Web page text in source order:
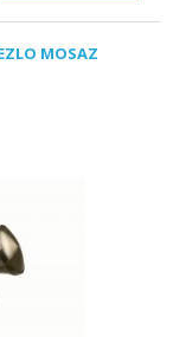
MOSAZ